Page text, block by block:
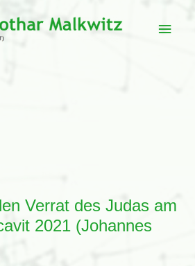
Verrat des Judas am
2021 (Johannes